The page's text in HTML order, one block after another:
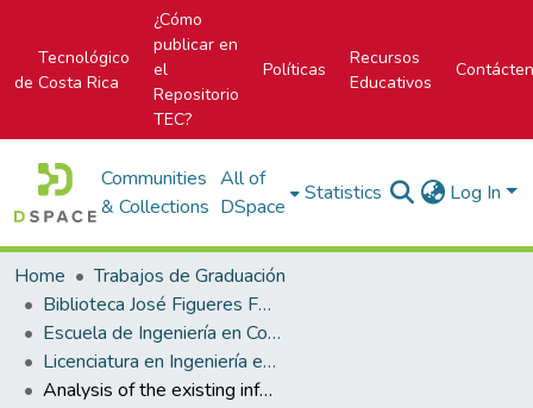
Tecnológico
de Costa Rica
¿Cómo
publicar en
el
Repositorio
TEC?
Políticas
Recursos
Educativos
Communities
& Collections
All of
DSpace
Statistics Log In
Home
Trabajos de Graduación
Biblioteca José Figueres Ferrer
Escuela de Ingeniería en Construcción
Licenciatura en Ingeniería en Construcción
Analysis of the existing information of La Carpio informal settlement, Roble Norte sector, to create the basis for future research in fire safety.